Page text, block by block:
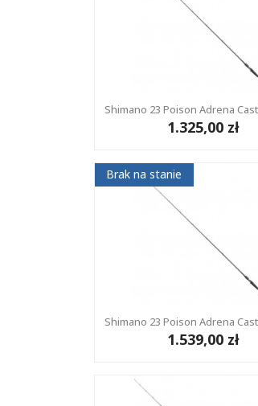
1.325,00 zł
Brak na stanie
1.539,00 zł